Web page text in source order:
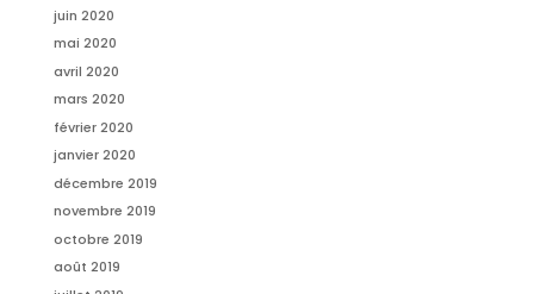
juin 2020
mai 2020
avril 2020
mars 2020
février 2020
janvier 2020
décembre 2019
novembre 2019
octobre 2019
août 2019